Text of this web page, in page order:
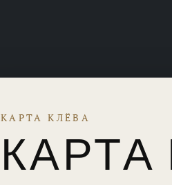
КАРТА КЛЁВА
КАРТА